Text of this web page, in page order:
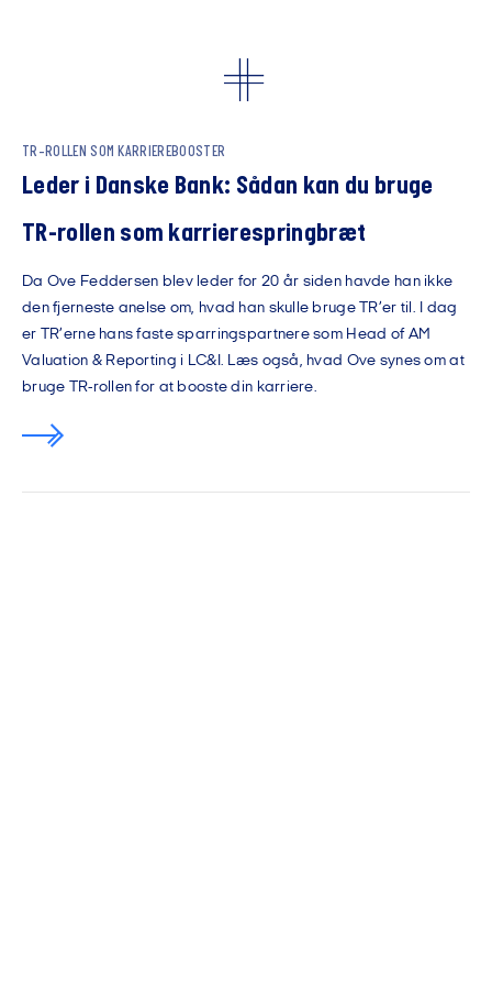
TR-ROLLEN SOM KARRIEREBOOSTER
Leder i Danske Bank: Sådan kan du bruge
TR-rollen som karrierespringbræt
Da Ove Feddersen blev leder for 20 år siden havde han ikke
den fjerneste anelse om, hvad han skulle bruge TR’er til. I dag
er TR’erne hans faste sparringspartnere som Head of AM
Valuation & Reporting i LC&I. Læs også, hvad Ove synes om at
bruge TR-rollen for at booste din karriere.